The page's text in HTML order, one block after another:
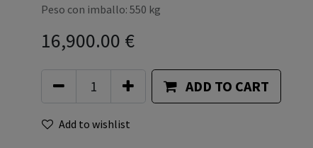
Peso con imballo: 550 kg
16,900.00 €
ADD TO CART
Add to wishlist